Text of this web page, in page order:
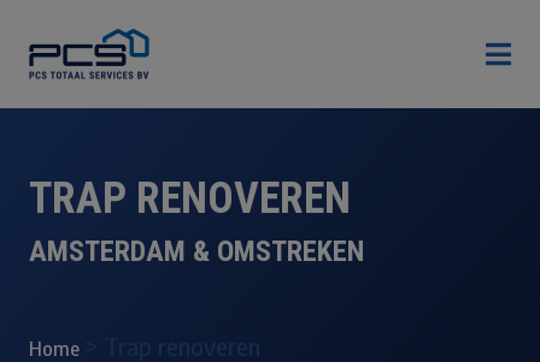

TRAP RENOVEREN
AMSTERDAM & OMSTREKEN
Home Trap renoveren